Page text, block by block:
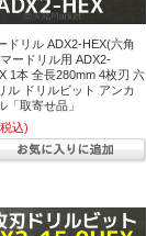
ドリル ADX2-HEX(六角
ードリル用 ADX2-
1本 全長280mm 4枚刃 六
ル ドリルビット アンカ
「取寄せ品」
込)